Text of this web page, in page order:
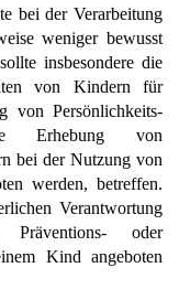
bei der Verarbeitung
weniger bewusst
insbesondere die
von Kindern für
von Persönlichkeits-
Erhebung von
bei der Nutzung von
werden, betreffen.
Verantwortung
oder
Kind angeboten